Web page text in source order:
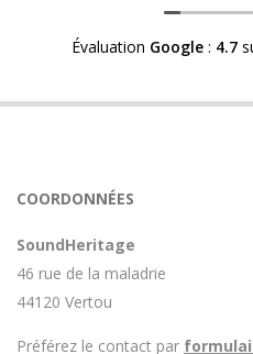
Héritage afin d'échanger
m'a fourni des explications
visuel.
enceinte n'est plus
Avoir ce genre d'explication
rendez le matériel.
Évaluation Google: 4.7
COORDONNÉES
SoundHeritage
46 rue de la maladrie
44120 Vertou
Préférez le contact par